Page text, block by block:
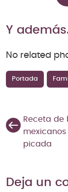
Y
No related
Portada
Receta de
picada
Deja un